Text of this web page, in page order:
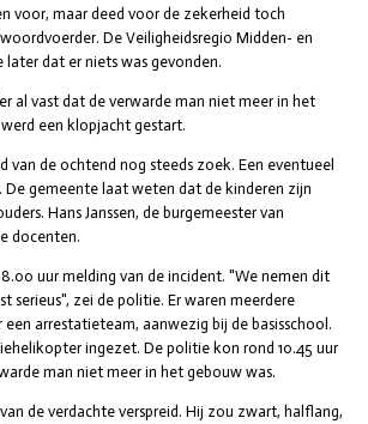
voor, maar deed voor de zekerheid toch
De Veiligheidsregio Midden- en
dat er niets was gevonden.
al vast dat de verwarde man niet meer in het
een klopjacht gestart.
van de ochtend nog steeds zoek. Een eventueel
gemeente laat weten dat de kinderen zijn
Hans Janssen, de burgemeester van
docenten.
uur melding van de incident. "We nemen dit
serieus", zei de politie. Er waren meerdere
een arrestatieteam, aanwezig bij de basisschool.
ingezet. De politie kon rond 10.45 uur
man niet meer in het gebouw was.
de verdachte verspreid. Hij zou zwart, halflang,